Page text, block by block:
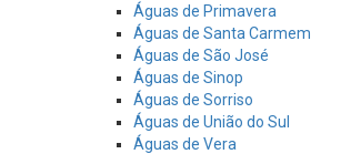
Águas de Primavera
Águas de Santa Carmem
Águas de São José
Águas de Sinop
Águas de Sorriso
Águas de União do Sul
Águas de Vera